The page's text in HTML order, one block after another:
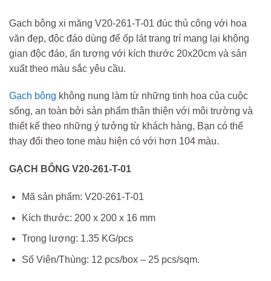
Gạch bông xi măng V20-261-T-01 đúc thủ công với hoa
văn đẹp, độc đáo dùng để ốp lát trang trí mang lại không
gian độc đáo, ấn tượng với kích thước 20x20cm và sản
xuất theo màu sắc yêu cầu.
Gạch bông không nung làm từ những tinh hoa của cuộc
sống, an toàn bởi sản phẩm thân thiện với môi trường và
thiết kế theo những ý tưởng từ khách hàng, Bạn có thể
thay đổi theo tone màu hiện có với hơn 104 màu.
GẠCH BÔNG V20-261-T-01
Mã sản phẩm: V20-261-T-01
Kích thước: 200 x 200 x 16 mm
Trọng lượng: 1.35 KG/pcs
Số Viên/Thùng: 12 pcs/box – 25 pcs/sqm.